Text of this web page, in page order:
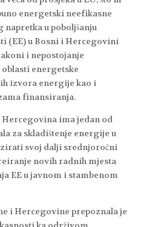
energetski neefikasne
u poboljšanju
(EE) u Bosni i Hercegovini
i nepostojanje
energetske
izvora energije kao i
finansiranja.
ima jedan od
za skladištenje energije u
svoj dalji srednjoročni
novih radnih mjesta
EE u javnom i stambenom
i Hercegovine prepoznala je